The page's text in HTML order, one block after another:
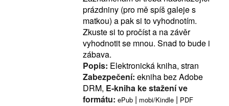
prázdniny (pro mě spíš galeje s
matkou) a pak si to vyhodnotím.
Zkuste si to pročíst a na závěr
vyhodnotit se mnou. Snad to bude i
zábava.
Popis: Elektronická kniha, stran
Zabezpečení: ekniha bez Adobe
DRM, E-kniha ke stažení ve
formátu: ePub | mobi/Kindle | PDF